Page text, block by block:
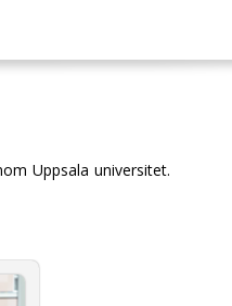
Uppsala universitet.